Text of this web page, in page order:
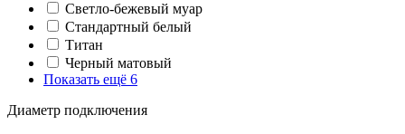
Светло-бежевый муар
Стандартный белый
Титан
Черный матовый
Показать ещё 6
Диаметр подключения